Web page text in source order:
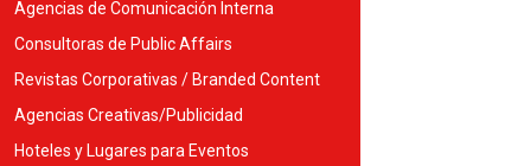
Agencias de Comunicación Interna
Consultoras de Public Affairs
Revistas Corporativas / Branded Content
Agencias Creativas/Publicidad
Hoteles y Lugares para Eventos